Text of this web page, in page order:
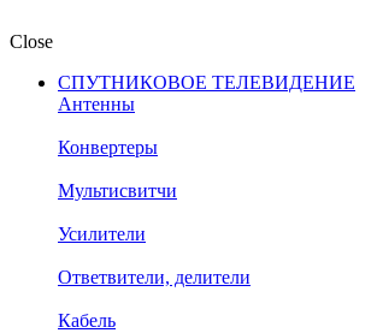
Close
СПУТНИКОВОЕ ТЕЛЕВИДЕНИЕ
Антенны
Конвертеры
Мультисвитчи
Усилители
Ответвители, делители
Кабель